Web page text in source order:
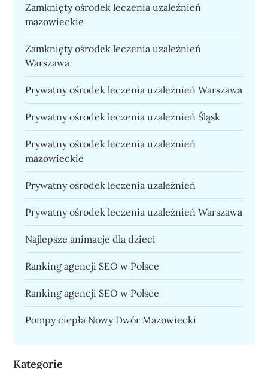
Zamknięty ośrodek leczenia uzależnień
mazowieckie
Zamknięty ośrodek leczenia uzależnień
Warszawa
Prywatny ośrodek leczenia uzależnień Warszawa
Prywatny ośrodek leczenia uzależnień Śląsk
Prywatny ośrodek leczenia uzależnień
mazowieckie
Prywatny ośrodek leczenia uzależnień
Prywatny ośrodek leczenia uzależnień Warszawa
Najlepsze animacje dla dzieci
Ranking agencji SEO w Polsce
Ranking agencji SEO w Polsce
Pompy ciepła Nowy Dwór Mazowiecki
Kategorie